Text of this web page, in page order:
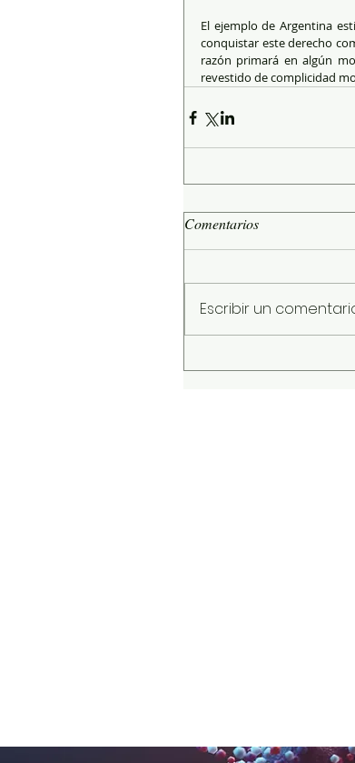
El ejemplo de Argentina
conquistar este derecho
razón primará en algún
revestido de complicidad
Comentarios
Escribir un